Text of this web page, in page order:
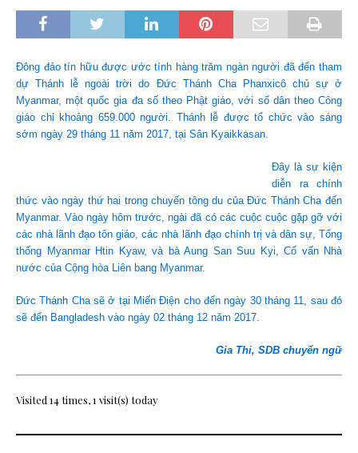
Đông đảo tín hữu được ước tính hàng trăm ngàn người đã đến tham
dự Thánh lễ ngoài trời do Đức Thánh Cha Phanxicô chủ sự ở
Myanmar, một quốc gia đa số theo Phật giáo, với số dân theo Công
giáo chỉ khoảng 659.000 người. Thánh lễ được tổ chức vào sáng
sớm ngày 29 tháng 11 năm 2017, tại Sân Kyaikkasan.
Đây là sự kiện
diễn ra chính
thức vào ngày thứ hai trong chuyến tông du của Đức Thánh Cha đến
Myanmar. Vào ngày hôm trước, ngài đã có các cuộc cuộc gặp gỡ với
các nhà lãnh đạo tôn giáo, các nhà lãnh đạo chính trị và dân sự, Tổng
thống Myanmar Htin Kyaw, và bà Aung San Suu Kyi, Cố vấn Nhà
nước của Cộng hòa Liên bang Myanmar.
Đức Thánh Cha sẽ ở tại Miến Điện cho đến ngày 30 tháng 11, sau đó
sẽ đến Bangladesh vào ngày 02 tháng 12 năm 2017.
Gia Thi, SDB chuyển ngữ
Visited 14 times, 1 visit(s) today